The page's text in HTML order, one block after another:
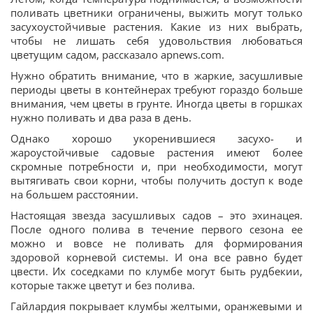
поливать цветники ограничены, выжить могут только
засухоустойчивые растения. Какие из них выбрать,
чтобы не лишать себя удовольствия любоваться
цветущим садом, рассказало apnews.com.
Нужно обратить внимание, что в жаркие, засушливые
периоды цветы в контейнерах требуют гораздо больше
внимания, чем цветы в грунте. Иногда цветы в горшках
нужно поливать и два раза в день.
Однако хорошо укоренившиеся засухо- и
жароустойчивые садовые растения имеют более
скромные потребности и, при необходимости, могут
вытягивать свои корни, чтобы получить доступ к воде
на большем расстоянии.
Настоящая звезда засушливых садов – это эхинацея.
После одного полива в течение первого сезона ее
можно и вовсе не поливать для формирования
здоровой корневой системы. И она все равно будет
цвести. Их соседками по клумбе могут быть рудбекии,
которые также цветут и без полива.
Гайлардия покрывает клумбы желтыми, оранжевыми и